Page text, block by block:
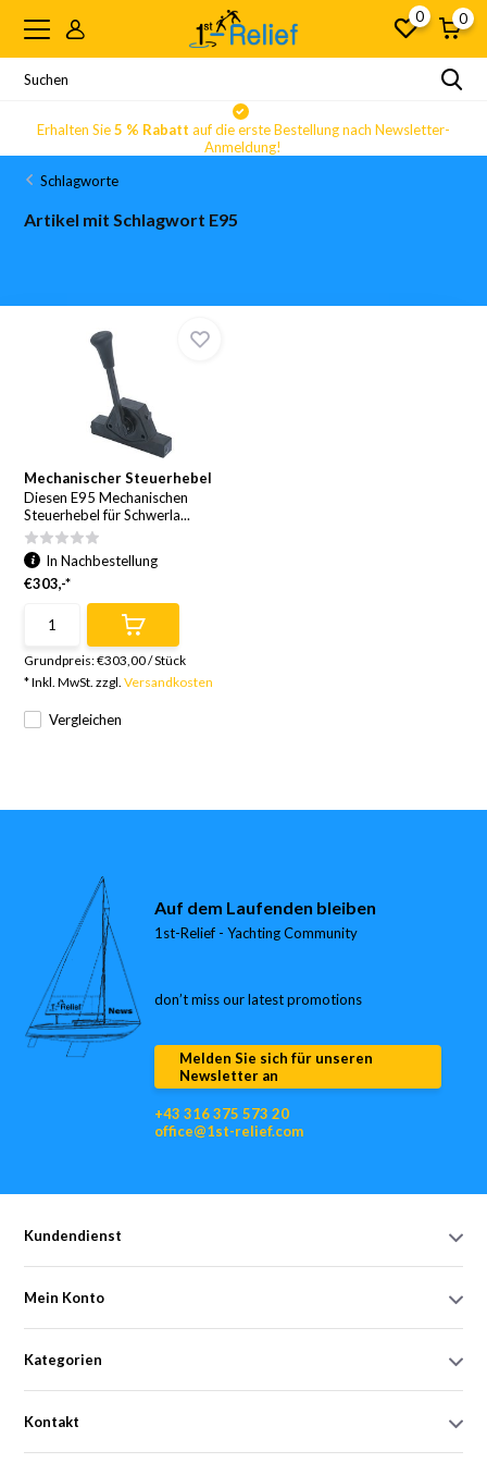
0 0
Erhalten Sie5 % Rabatt auf die erste Bestellung nach Newsletter-
Anmeldung!
Schlagworte
Artikel mit Schlagwort E95
Mechanischer Steuerhebel
Diesen E95 Mechanischen
Steuerhebel für Schwerla...
Vergleichen
In Nachbestellung
€303,-*
Grundpreis:€303,00/Stück
* Inkl. MwSt. zzgl.Versandkosten
Auf dem Laufenden bleiben
1st-Relief - Yachting Community
don’t miss our latest promotions
Melden Sie sich für unseren
Newsletter an
+43 316 375 573 20
office@1st-relief.com
Kundendienst
Mein Konto
Kategorien
Kontakt